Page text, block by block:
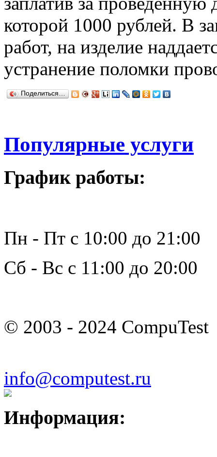
которой 1000 рублей. В
работ, на изделие
устранение поломки
Поделиться…
Популярные услуги
График работы:
Пн - Пт с 10:00 до 21:00
Сб - Вс с 11:00 до 20:00
© 2003 - 2024 CompuTest
info@computest.ru
Информация: